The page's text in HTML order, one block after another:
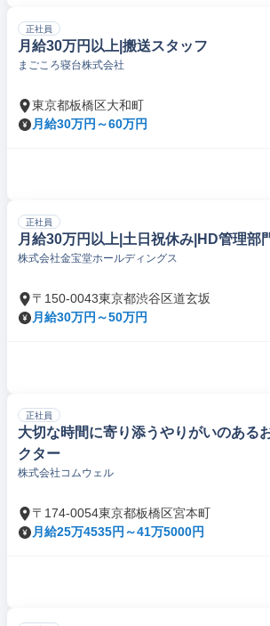
正社員
月給30万円以上|搬送スタッフ
まごころ寝台株式会社
東京都板橋区大和町
月給30万円～60万円
正社員
月給30万円以上|土日祝休み|HD管理部
株式会社金宝堂ホールディングス
〒150-0043東京都渋谷区道玄坂
月給30万円～50万円
正社員
大切な時間に寄り添うやりがいのある
クター
株式会社コムウェル
〒174-0054東京都板橋区宮本町
月給25万4535円～41万5000円